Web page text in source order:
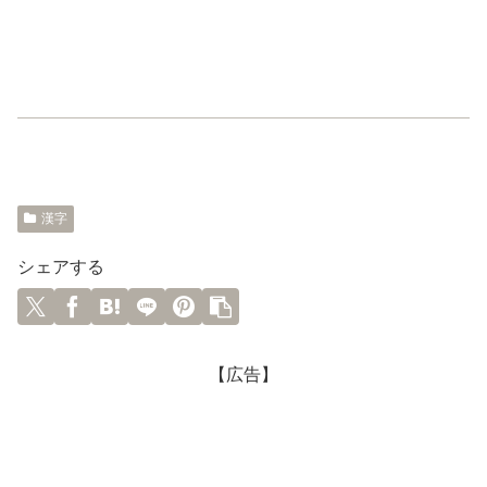
漢字
シェアする
【広告】